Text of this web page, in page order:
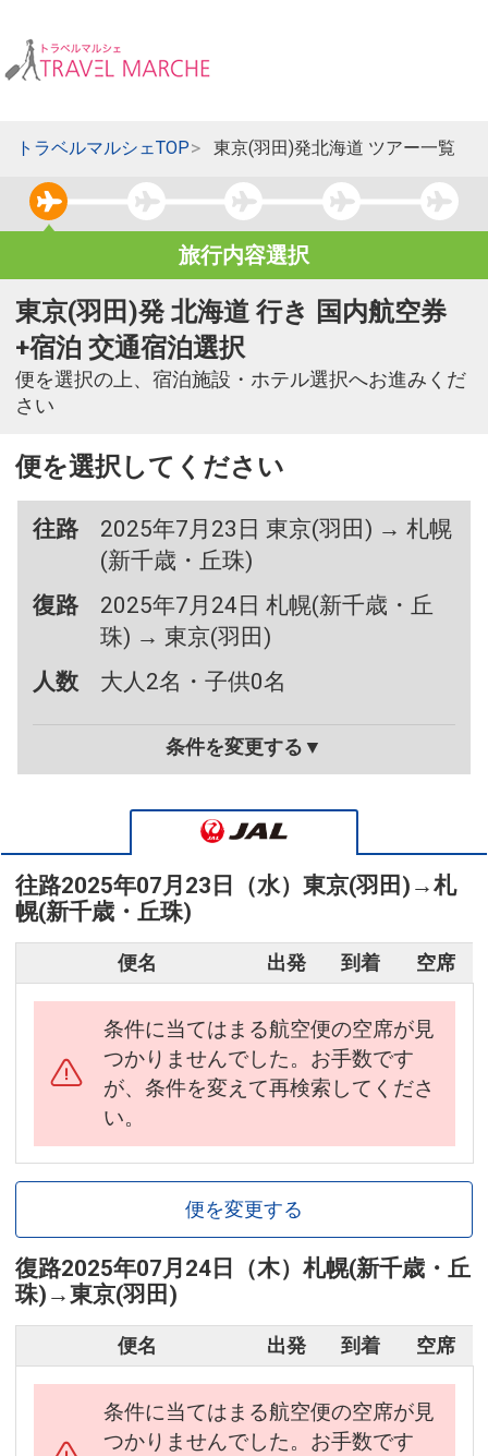
トラベルマルシェTOP 東京(羽田)発北海道 ツアー一覧
旅行内容選択
東京(羽田)発 北海道 行き 国内航空券
+宿泊 交通宿泊選択
便を選択の上、宿泊施設・ホテル選択へお進みくだ
さい
便を選択してください
往路
2025年7月23日 東京(羽田) → 札幌
(新千歳・丘珠)
復路
2025年7月24日 札幌(新千歳・丘
珠) → 東京(羽田)
人数
大人2名・子供0名
条件を変更する▼
往路2025年07月23日（水） 東京(羽田) →札
幌(新千歳・丘珠)
便名 出発 到着 空席
条件に当てはまる航空便の空席が見
つかりませんでした。お手数です
が、条件を変えて再検索してくださ
い。
便を変更する
復路2025年07月24日（木） 札幌(新千歳・丘
珠) →東京(羽田)
便名 出発 到着 空席
条件に当てはまる航空便の空席が見
つかりませんでした。お手数です